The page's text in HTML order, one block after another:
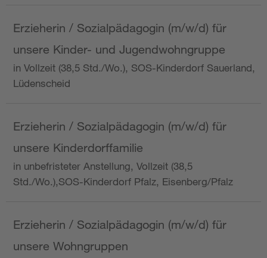
Erzieherin / Sozialpädagogin (m/w/d) für
unsere Kinder- und Jugendwohngruppe
in Vollzeit (38,5 Std./Wo.), SOS-Kinderdorf Sauerland,
Lüdenscheid
Erzieherin / Sozialpädagogin (m/w/d) für
unsere Kinderdorffamilie
in unbefristeter Anstellung, Vollzeit (38,5
Std./Wo.),SOS-Kinderdorf Pfalz, Eisenberg/Pfalz
Erzieherin / Sozialpädagogin (m/w/d) für
unsere Wohngruppen